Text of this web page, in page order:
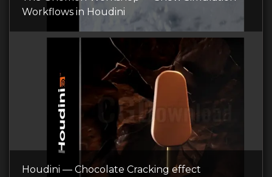
Workflows in Houdini
Houdini — Chocolate Cracking effect